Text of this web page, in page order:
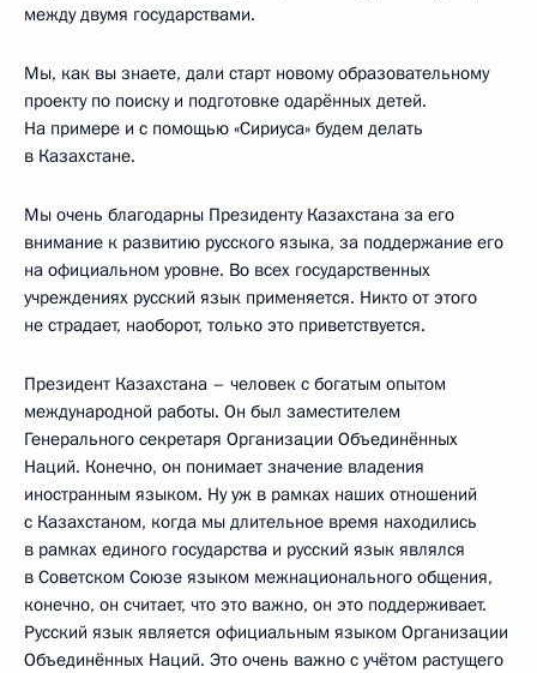
между двумя государствами.
Мы, как вы знаете, дали старт новому образовательному
проекту по поиску и подготовке одарённых детей.
На примере и с помощью «Сириуса» будем делать
в Казахстане.
Мы очень благодарны Президенту Казахстана за его
внимание к развитию русского языка, за поддержание его
на официальном уровне. Во всех государственных
учреждениях русский язык применяется. Никто от этого
не страдает, наоборот, только это приветствуется.
Президент Казахстана – человек с богатым опытом
международной работы. Он был заместителем
Генерального секретаря Организации Объединённых
Наций. Конечно, он понимает значение владения
иностранным языком. Ну уж в рамках наших отношений
с Казахстаном, когда мы длительное время находились
в рамках единого государства и русский язык являлся
в Советском Союзе языком межнационального общения,
конечно, он считает, что это важно, он это поддерживает.
Русский язык является официальным языком Организации
Объединённых Наций. Это очень важно с учётом растущего